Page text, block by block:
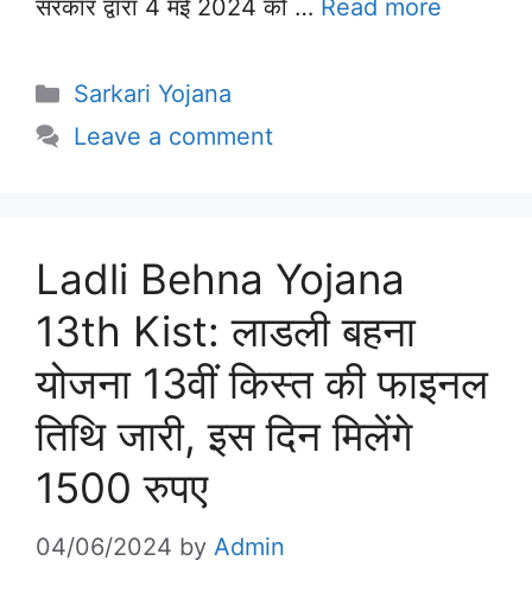
सरकार द्वारा 4 मई 2024 को … Read more
Categories
Sarkari Yojana
Leave a comment
Ladli Behna Yojana
13th Kist: लाडली बहना
योजना 13वीं किस्त की फाइनल
तिथि जारी, इस दिन मिलेंगे
1500 रुपए
04/06/2024 by Admin